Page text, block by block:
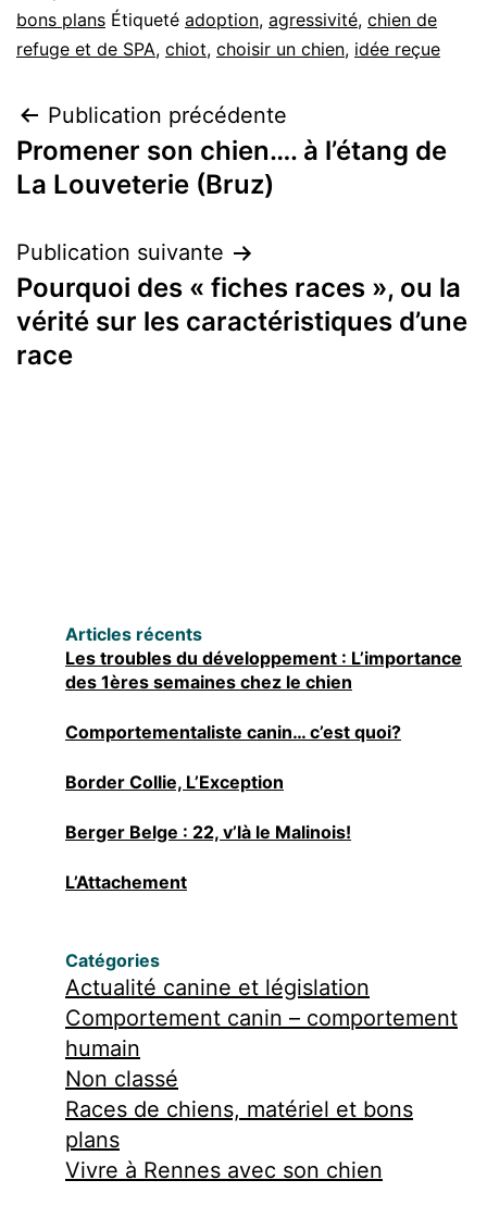
bons plans Étiqueté adoption, agressivité, chien de
refuge et de SPA, chiot, choisir un chien, idée reçue
Navigation
de
l’article
Publication précédente
Promener son chien…. à l’étang de
La Louveterie (Bruz)
Publication suivante
Pourquoi des « fiches races », ou la
vérité sur les caractéristiques d’une
race
Articles récents
Les troubles du développement : L’importance
des 1ères semaines chez le chien
Comportementaliste canin… c’est quoi?
Border Collie, L’Exception
Berger Belge : 22, v’là le Malinois!
L’Attachement
Catégories
Actualité canine et législation
Comportement canin – comportement
humain
Non classé
Races de chiens, matériel et bons
plans
Vivre à Rennes avec son chien